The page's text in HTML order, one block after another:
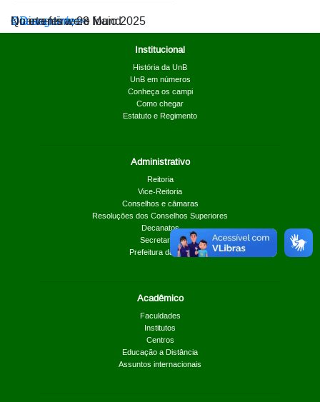
< Dia anterior
Quarta-feira, 28 Maio 2025
Dia seguinte >
No events were found
Institucional
História da UnB
UnB em números
Conheça os campi
Como chegar
Estatuto e Regimento
Administrativo
Reitoria
Vice-Reitoria
Conselhos e câmaras
Resoluções dos Conselhos Superiores
Decanatos
Secretarias
Prefeitura da UnB
Acadêmico
Faculdades
Institutos
Centros
Educação a Distância
Assuntos internacionais